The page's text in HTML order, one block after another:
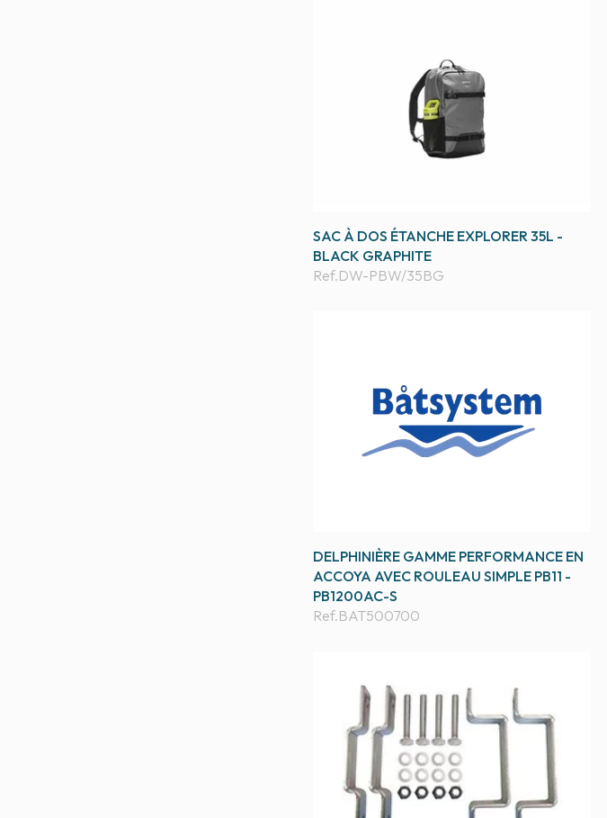
SAC À DOS ÉTANCHE EXPLORER 35L -
BLACK GRAPHITE
Ref.DW-PBW/35BG
DELPHINIÈRE GAMME PERFORMANCE EN
ACCOYA AVEC ROULEAU SIMPLE PB11 -
PB1200AC-S
Ref.BAT500700